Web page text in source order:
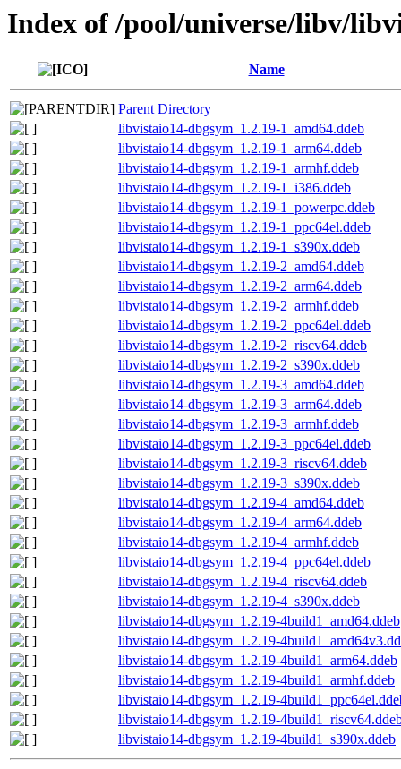
Index of /pool/universe/libv/
Name
Parent Directory
libvistaio14-dbgsym_1.2.19-1_amd64.ddeb
libvistaio14-dbgsym_1.2.19-1_arm64.ddeb
libvistaio14-dbgsym_1.2.19-1_armhf.ddeb
libvistaio14-dbgsym_1.2.19-1_i386.ddeb
libvistaio14-dbgsym_1.2.19-1_powerpc.ddeb
libvistaio14-dbgsym_1.2.19-1_ppc64el.ddeb
libvistaio14-dbgsym_1.2.19-1_s390x.ddeb
libvistaio14-dbgsym_1.2.19-2_amd64.ddeb
libvistaio14-dbgsym_1.2.19-2_arm64.ddeb
libvistaio14-dbgsym_1.2.19-2_armhf.ddeb
libvistaio14-dbgsym_1.2.19-2_ppc64el.ddeb
libvistaio14-dbgsym_1.2.19-2_riscv64.ddeb
libvistaio14-dbgsym_1.2.19-2_s390x.ddeb
libvistaio14-dbgsym_1.2.19-3_amd64.ddeb
libvistaio14-dbgsym_1.2.19-3_arm64.ddeb
libvistaio14-dbgsym_1.2.19-3_armhf.ddeb
libvistaio14-dbgsym_1.2.19-3_ppc64el.ddeb
libvistaio14-dbgsym_1.2.19-3_riscv64.ddeb
libvistaio14-dbgsym_1.2.19-3_s390x.ddeb
libvistaio14-dbgsym_1.2.19-4_amd64.ddeb
libvistaio14-dbgsym_1.2.19-4_arm64.ddeb
libvistaio14-dbgsym_1.2.19-4_armhf.ddeb
libvistaio14-dbgsym_1.2.19-4_ppc64el.ddeb
libvistaio14-dbgsym_1.2.19-4_riscv64.ddeb
libvistaio14-dbgsym_1.2.19-4_s390x.ddeb
libvistaio14-dbgsym_1.2.19-4build1_amd64.ddeb
libvistaio14-dbgsym_1.2.19-
libvistaio14-dbgsym_1.2.19-4build1_arm64.ddeb
libvistaio14-dbgsym_1.2.19-4build1_armhf.ddeb
libvistaio14-dbgsym_1.2.19-
libvistaio14-dbgsym_1.2.19-
libvistaio14-dbgsym_1.2.19-4build1_s390x.ddeb